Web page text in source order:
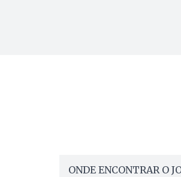
ONDE ENCONTRAR O